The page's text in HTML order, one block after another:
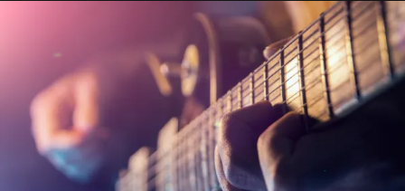
今すぐ無料ダウンロード
Download for iOS